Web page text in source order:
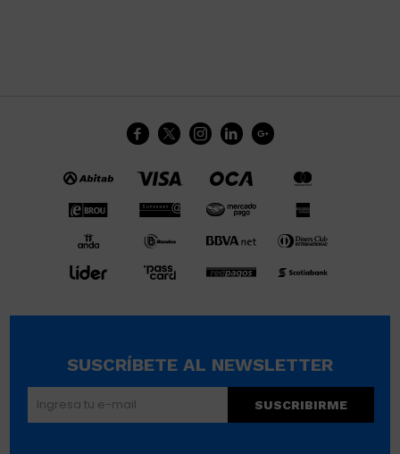
    
SUSCRÍBETE AL NEWSLETTER
SUSCRIBIRME